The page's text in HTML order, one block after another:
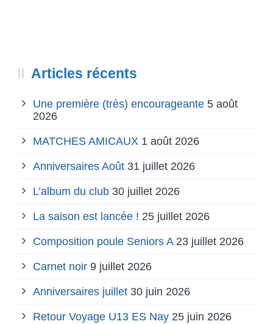
Articles récents
Une première (très) encourageante 5 août
2026
MATCHES AMICAUX 1 août 2026
Anniversaires Août 31 juillet 2026
L’album du club 30 juillet 2026
La saison est lancée ! 25 juillet 2026
Composition poule Seniors A 23 juillet 2026
Carnet noir 9 juillet 2026
Anniversaires juillet 30 juin 2026
Retour Voyage U13 ES Nay 25 juin 2026